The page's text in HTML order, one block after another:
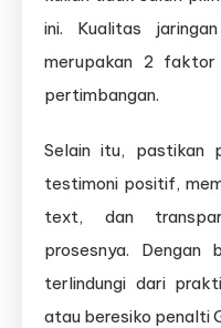
ini. Kualitas
merupakan 2 faktor
pertimbangan.
Selain itu, pastikan
testimoni positif,
text, dan
prosesnya. Dengan
terlindungi dari
atau beresiko penalti